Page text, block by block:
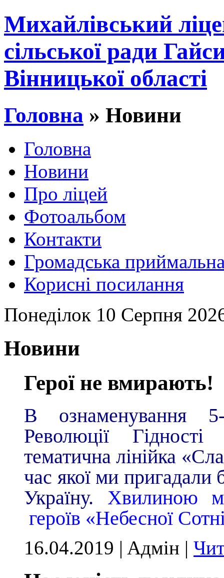
Михайлівський
сільської ради
Вінницької області
Головна » Новини
Головна
Новини
Про ліцей
Фотоальбом
Контакти
Громадська
Корисні посилання
Понеділок 10 Серпня
Новини
Герої не вмирають!
В ознаменування
Революції
тематична лінійка
час якої ми пригадали
Україну.
Хвилиною
героїв «Небесної
16.04.2019 | Aдмін |